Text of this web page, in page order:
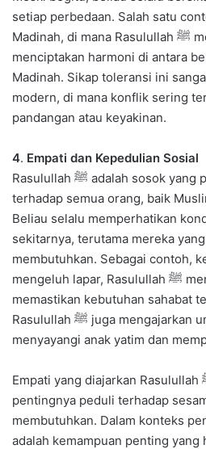
setiap perbedaan. Salah satu
Madinah, di mana Rasulullah ﷺ menyusun aturan untuk
menciptakan harmoni di antara
Madinah. Sikap toleransi ini
modern, di mana konflik sering
pandangan atau keyakinan.
4. Empati dan Kepedulian Sosial
Rasulullah ﷺ adalah sosok yang penuh kasih sayang
terhadap semua orang, baik
Beliau selalu memperhatikan
sekitarnya, terutama mereka
membutuhkan. Sebagai contoh,
mengeluh lapar, Rasulullah ﷺ membagi makanannya dan
memastikan kebutuhan sahabat
Rasulullah ﷺ juga mengajarkan umatnya untuk
menyayangi anak yatim dan
Empati yang diajarkan Rasulullah ﷺ menekankan
pentingnya peduli terhadap
membutuhkan. Dalam konteks
adalah kemampuan penting yang